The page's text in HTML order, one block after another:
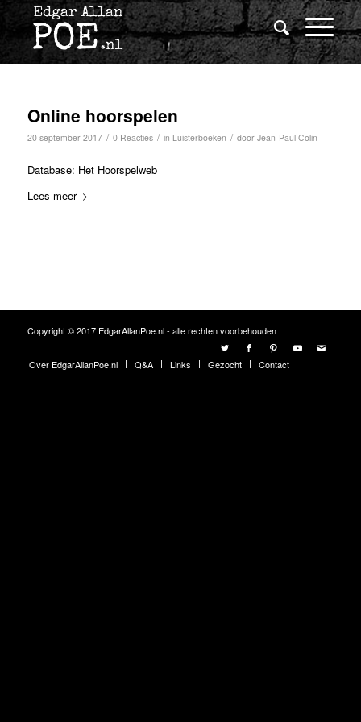
Online hoorspelen
20 september 2017 / 0 Reacties / in Luisterboeken / door Jean-Paul Colin
Database: Het Hoorspelweb
Lees meer
Copyright © 2017 EdgarAllanPoe.nl - alle rechten voorbehouden
Over EdgarAllanPoe.nl Q&A Links Gezocht Contact